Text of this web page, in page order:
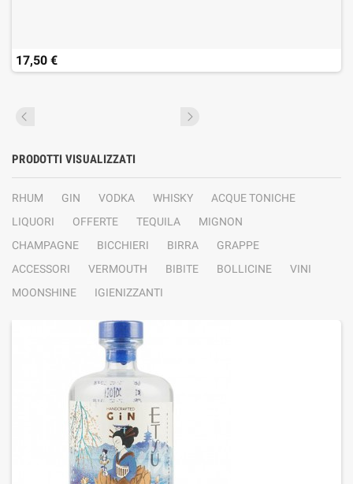
17,50 €
PRODOTTI VISUALIZZATI
RHUM GIN VODKA WHISKY
ACQUE TONICHE
LIQUORI
OFFERTE TEQUILA
MIGNON
CHAMPAGNE
BICCHIERI BIRRA
GRAPPE
ACCESSORI
VERMOUTH BIBITE BOLLICINE
VINI
MOONSHINE
IGIENIZZANTI